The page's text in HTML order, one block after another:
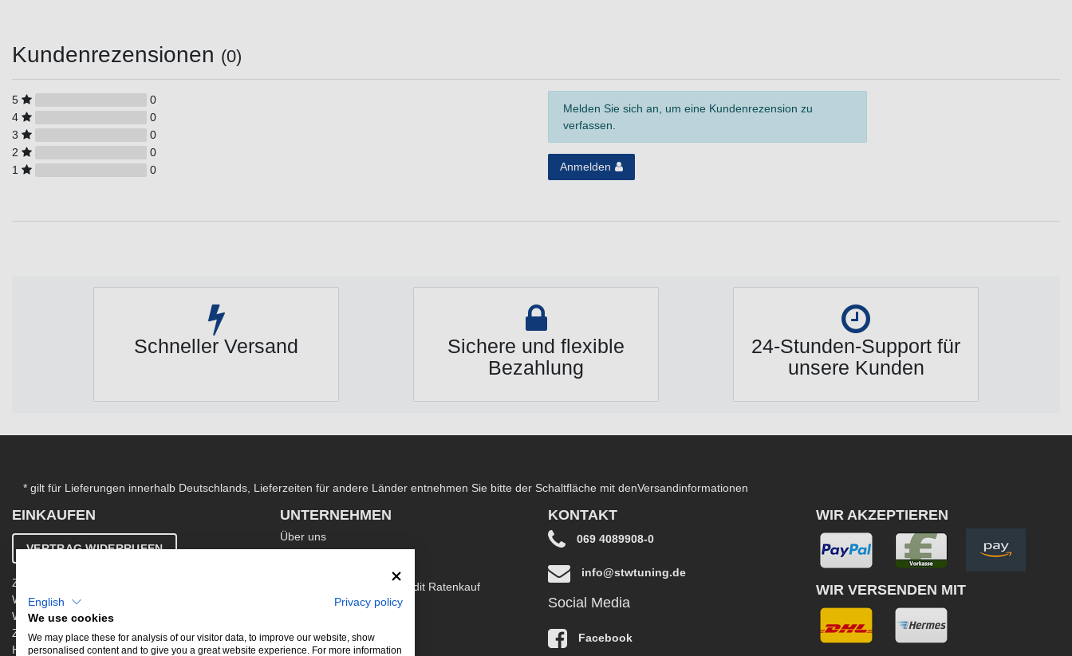
Kundenrezensionen (0)
5
0
4
0
3
0
2
0
1
0
Melden Sie sich an, um eine Kundenrezension zu
verfassen.
Anmelden
Schneller Versand
Sichere und flexible
Bezahlung
24-Stunden-Support für
unsere Kunden
* gilt für Lieferungen innerhalb Deutschlands, Lieferzeiten für andere Länder entnehmen Sie bitte der Schaltfläche mit denVersandinformationen
EINKAUFEN
VERTRAG WIDERRUFEN
Zahlung & Versand
Widerrufsbelehrung
Warenkorb
Zur Kasse
Hinweis zur Altölentsorgung
UNTERNEHMEN
Über uns
Kontakt
Ergänzende AGB EasyCredit Ratenkauf
Datenschutzerklärung
Jobs
Newsletter
KONTAKT
069 4089908-0
info@stwtuning.de
Social Media
Facebook
WIR AKZEPTIEREN
WIR VERSENDEN MIT
English
Privacy policy
We use cookies
We may place these for analysis of our visitor data, to improve our website, show
personalised content and to give you a great website experience. For more information